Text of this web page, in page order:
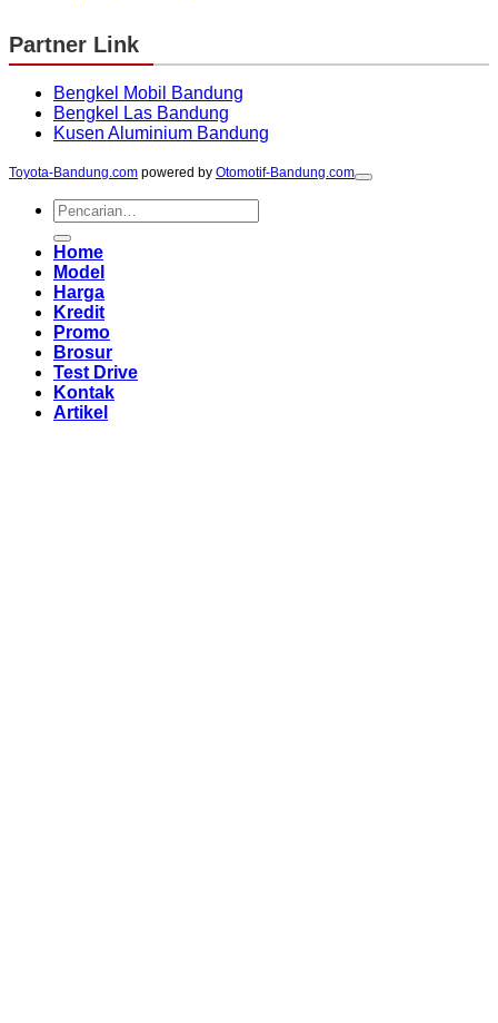
Partner Link
Bengkel Mobil Bandung
Bengkel Las Bandung
Kusen Aluminium Bandung
Toyota-Bandung.com powered by Otomotif-Bandung.com
Pencarian
untuk:
Home
Model
Harga
Kredit
Promo
Brosur
Test Drive
Kontak
Artikel